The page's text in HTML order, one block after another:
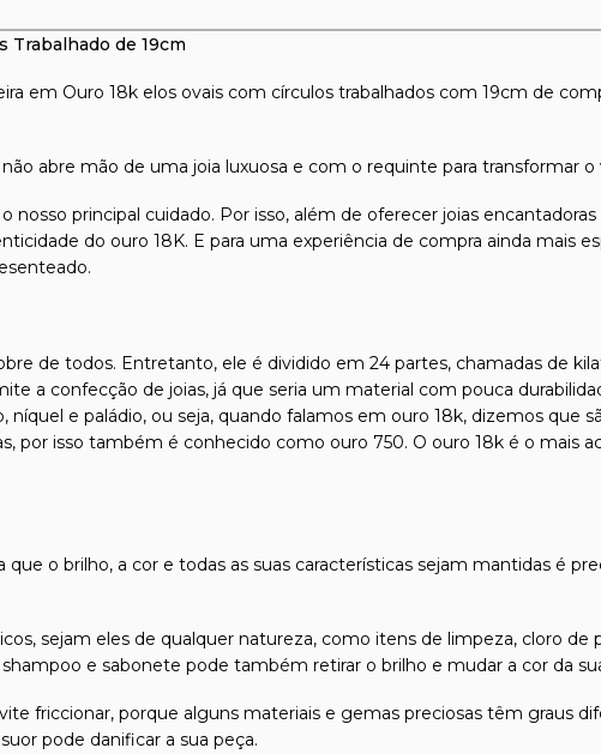
Trabalhado de 19cm
em Ouro 18k elos ovais com círculos trabalhados com 19cm de
abre mão de uma joia luxuosa e com o requinte para transformar o
nosso principal cuidado. Por isso, além de oferecer joias
do ouro 18K. E para uma experiência de compra ainda mais
de todos. Entretanto, ele é dividido em 24 partes, chamadas de
a confecção de joias, já que seria um material com pouca
e paládio, ou seja, quando falamos em ouro 18k, dizemos que
por isso também é conhecido como ouro 750. O ouro 18k é o mais
que o brilho, a cor e todas as suas características sejam mantidas é
sejam eles de qualquer natureza, como itens de limpeza, cloro de
e sabonete pode também retirar o brilho e mudar a cor da
friccionar, porque alguns materiais e gemas preciosas têm graus
pode danificar a sua peça.